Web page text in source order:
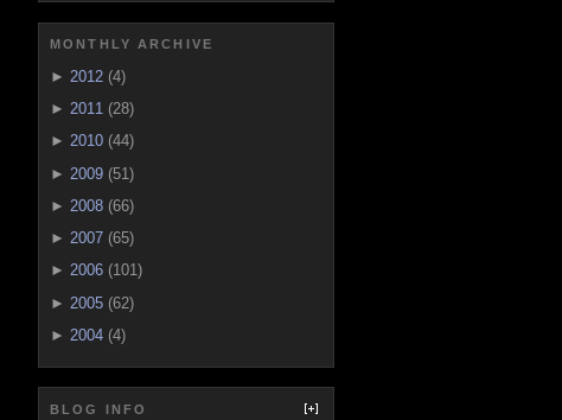
MONTHLY ARCHIVE
► 2012 (4)
► 2011 (28)
► 2010 (44)
► 2009 (51)
► 2008 (66)
► 2007 (65)
► 2006 (101)
► 2005 (62)
► 2004 (4)
BLOG INFO